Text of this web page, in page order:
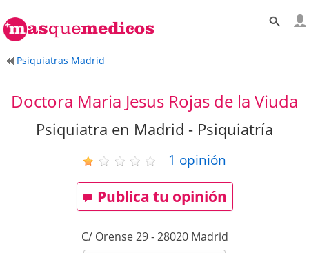
Psiquiatras Madrid
Doctora Maria Jesus Rojas de la Viuda
Psiquiatra en Madrid - Psiquiatría
1 opinión
Publica tu opinión
C/ Orense 29-28020 Madrid